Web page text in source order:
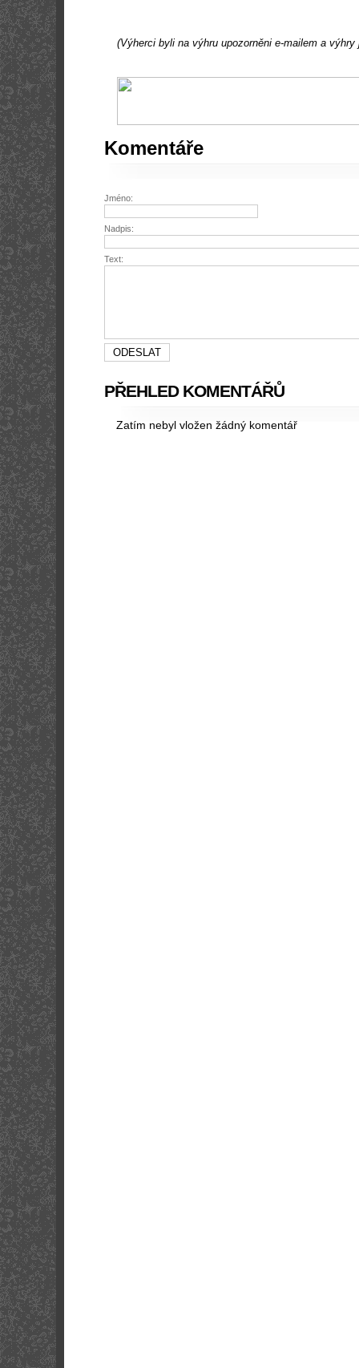
(Výherci byli na výhru upozorněni e-mailem a
Komentáře
Jméno:
Nadpis:
Text:
PŘEHLED KOMENTÁŘŮ
Zatím nebyl vložen žádný komentář